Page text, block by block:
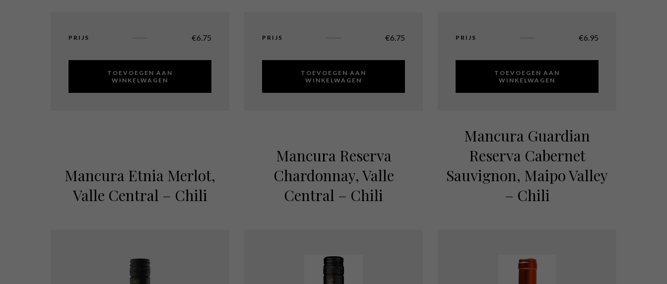
PRIJS €6.75
TOEVOEGEN AAN
WINKELWAGEN
PRIJS €6.75
TOEVOEGEN AAN
WINKELWAGEN
PRIJS €6.95
TOEVOEGEN AAN
WINKELWAGEN
Mancura Etnia Merlot,
Valle Central – Chili
Mancura Reserva
Chardonnay, Valle
Central – Chili
Mancura Guardian
Reserva Cabernet
Sauvignon, Maipo Valley
– Chili